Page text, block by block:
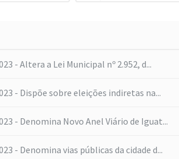
- Altera a Lei Municipal nº 2.952, d...
- Dispõe sobre eleições indiretas na...
- Denomina Novo Anel Viário de Iguat...
- Denomina vias públicas da cidade d...